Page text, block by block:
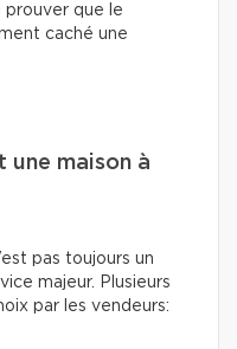
prouver que le
caché une
une maison à
pas toujours un
majeur. Plusieurs
par les vendeurs: